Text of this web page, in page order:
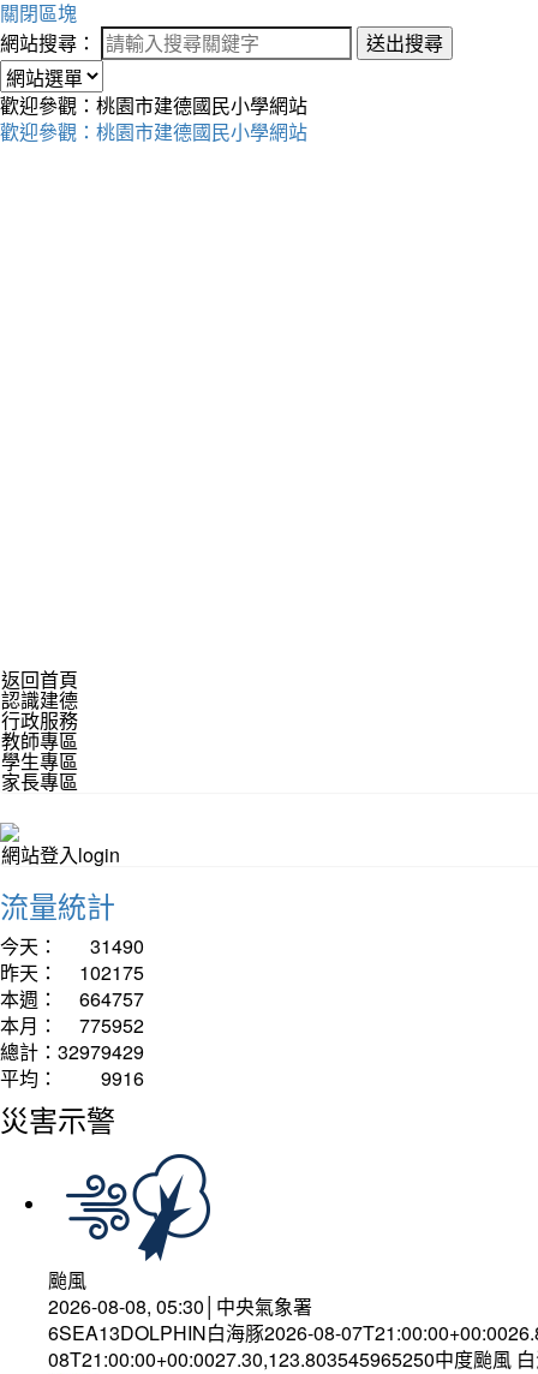
關閉區塊
網站搜尋：
送出搜尋
歡迎參觀：桃園市建德國民小學網站
歡迎參觀：桃園市建德國民小學網站
返回首頁
認識建德
行政服務
教師專區
學生專區
家長專區
網站登入login
流量統計
今天：
31490
昨天：
102175
本週：
664757
本月：
775952
總計： 32979429
平均：
9916
災害示警
颱風
2026-08-08, 05:30│中央氣象署
6SEA13DOLPHIN白海豚2026-08-
08T21:00:00+00:0027.30,123.803545965250中度颱風